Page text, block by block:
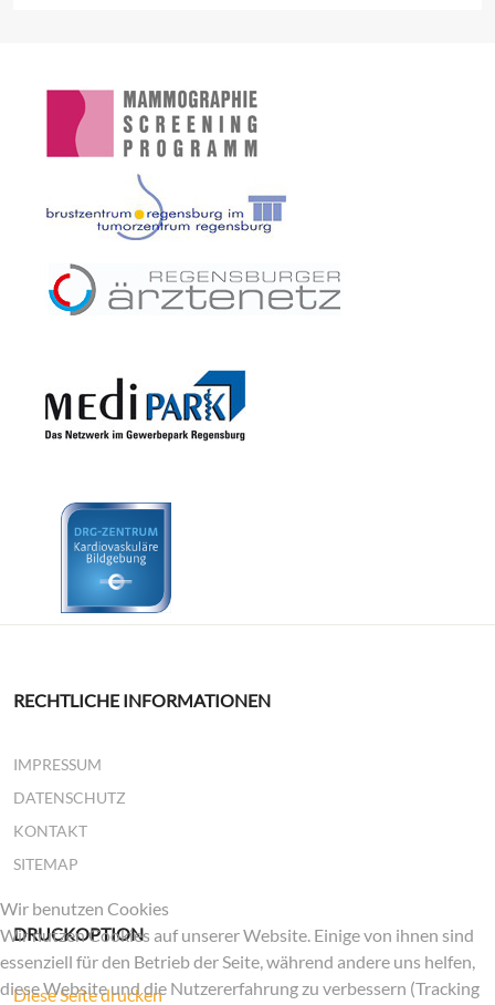
RECHTLICHE INFORMATIONEN
IMPRESSUM
DATENSCHUTZ
KONTAKT
SITEMAP
DRUCKOPTION
Diese Seite drucken
Wir benutzen Cookies
Wir nutzen Cookies auf unserer Website. Einige von ihnen sind
essenziell für den Betrieb der Seite, während andere uns helfen,
diese Website und die Nutzererfahrung zu verbessern (Tracking